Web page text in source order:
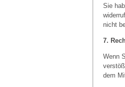
Sie
nicht
7.
Wenn
dem